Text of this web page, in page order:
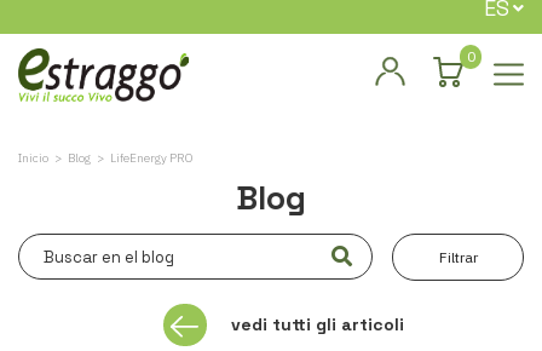
ES
0
Inicio Blog LifeEnergy PRO
Blog
vedi tutti gli articoli
Filtrar